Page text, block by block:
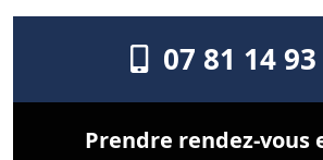
07 81 14 93
Prendre rendez-vous